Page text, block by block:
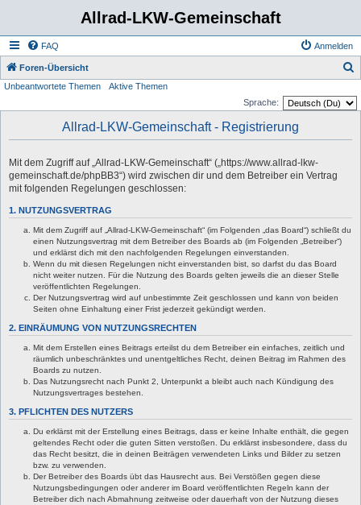
Allrad-LKW-Gemeinschaft
FAQ Anmelden
Foren-Übersicht
Unbeantwortete Themen
Aktive Themen
Sprache:
Allrad-LKW-Gemeinschaft - Registrierung
Mit dem Zugriff auf „Allrad-LKW-Gemeinschaft“ („https://www.allrad-lkw-
gemeinschaft.de/phpBB3“) wird zwischen dir und dem Betreiber ein Vertrag
mit folgenden Regelungen geschlossen:
1. NUTZUNGSVERTRAG
Mit dem Zugriff auf „Allrad-LKW-Gemeinschaft“ (im Folgenden „das Board“) schließt du
einen Nutzungsvertrag mit dem Betreiber des Boards ab (im Folgenden „Betreiber“)
und erklärst dich mit den nachfolgenden Regelungen einverstanden.
Wenn du mit diesen Regelungen nicht einverstanden bist, so darfst du das Board
nicht weiter nutzen. Für die Nutzung des Boards gelten jeweils die an dieser Stelle
veröffentlichten Regelungen.
Der Nutzungsvertrag wird auf unbestimmte Zeit geschlossen und kann von beiden
Seiten ohne Einhaltung einer Frist jederzeit gekündigt werden.
2. EINRÄUMUNG VON NUTZUNGSRECHTEN
Mit dem Erstellen eines Beitrags erteilst du dem Betreiber ein einfaches, zeitlich und
räumlich unbeschränktes und unentgeltliches Recht, deinen Beitrag im Rahmen des
Boards zu nutzen.
Das Nutzungsrecht nach Punkt 2, Unterpunkt a bleibt auch nach Kündigung des
Nutzungsvertrages bestehen.
3. PFLICHTEN DES NUTZERS
Du erklärst mit der Erstellung eines Beitrags, dass er keine Inhalte enthält, die gegen
geltendes Recht oder die guten Sitten verstoßen. Du erklärst insbesondere, dass du
das Recht besitzt, die in deinen Beiträgen verwendeten Links und Bilder zu setzen
bzw. zu verwenden.
Der Betreiber des Boards übt das Hausrecht aus. Bei Verstößen gegen diese
Nutzungsbedingungen oder anderer im Board veröffentlichten Regeln kann der
Betreiber dich nach Abmahnung zeitweise oder dauerhaft von der Nutzung dieses